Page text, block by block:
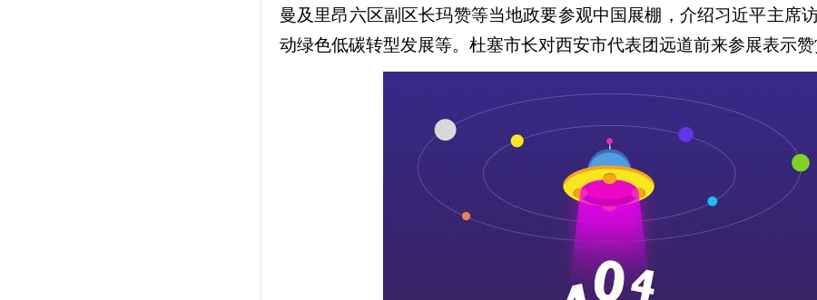
曼及里昂六区副区长玛赞等当地政要参观中国展棚，介绍习近平主席
动绿色低碳转型发展等。杜塞市长对西安市代表团远道前来参展表示赞